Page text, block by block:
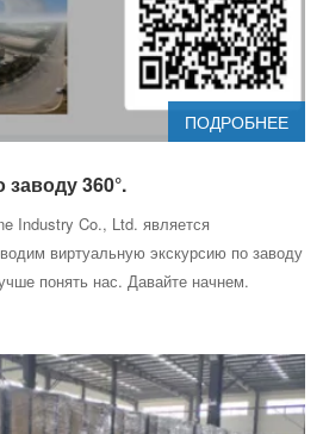
ПОДРОБНЕЕ
360°.
Industry Co., Ltd. является
виртуальную экскурсию по заводу
понять нас. Давайте начнем.